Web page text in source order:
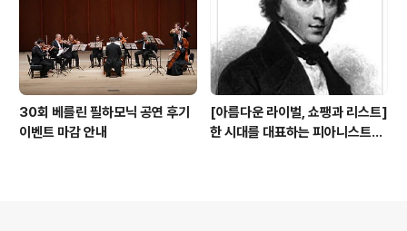
30회 베를린 필하모닉 공연 후기
이벤트 마감 안내
[아름다운 라이벌, 쇼팽과 리스트]
한 시대를 대표하는 피아니스트이